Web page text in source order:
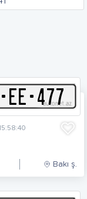
-EE-477
Bakı ş.